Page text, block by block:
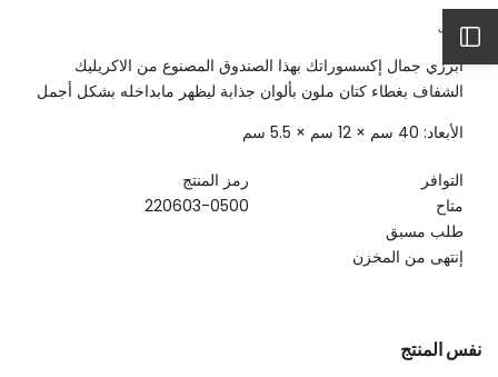
افتح
الشريط
اكريليك
بغطاء
كتان
مستطيل
بغطاء
كتان
وصف
ابرزي جمال إكسسوراتك بهذا الصندوق المصنوع من الاكريليك
الشفاف بغطاء كتان ملون بألوان جذابة ليظهر مابداخله بشكل أجمل
الأبعاد: 40 سم × 12 سم × 5.5 سم
التوافر
متاح
طلب مسبق
إنتهى من المخزن
رمز المنتج
220603-0500
نفس المنتج